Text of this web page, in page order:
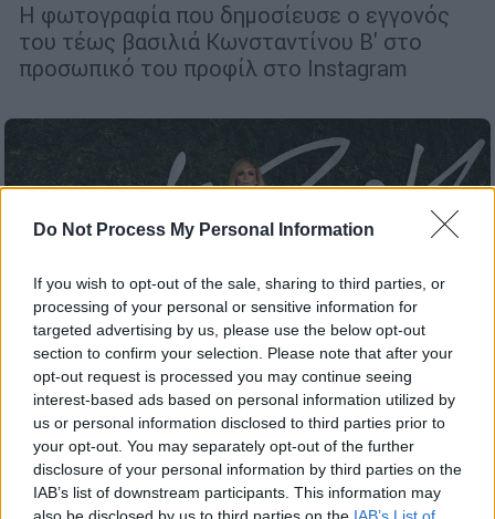
Do Not Process My Personal Information
If you wish to opt-out of the sale, sharing to third parties, or
processing of your personal or sensitive information for
targeted advertising by us, please use the below opt-out
section to confirm your selection. Please note that after your
opt-out request is processed you may continue seeing
interest-based ads based on personal information utilized by
us or personal information disclosed to third parties prior to
your opt-out. You may separately opt-out of the further
disclosure of your personal information by third parties on the
IAB’s list of downstream participants. This information may
Η φωτογραφία που δημοσίευσε ο εγγονός
του τέως βασιλιά Κωνσταντίνου Β' στο
προσωπικό του προφίλ στο Instagram
Lifestyle|21.02.2023 13:36
Πόπι Ντελεβίν: Η αδελφή της Κάρα